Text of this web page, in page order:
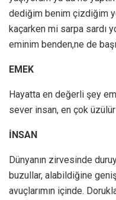
dediğim benim çizdiğim
kaçarken mi sarpa sardı
eminim benden,ne de
EMEK
Hayatta en değerli şey
sever insan, en çok
İNSAN
Dünyanın zirvesinde
buzullar, alabildiğine
avuçlarımın içinde.